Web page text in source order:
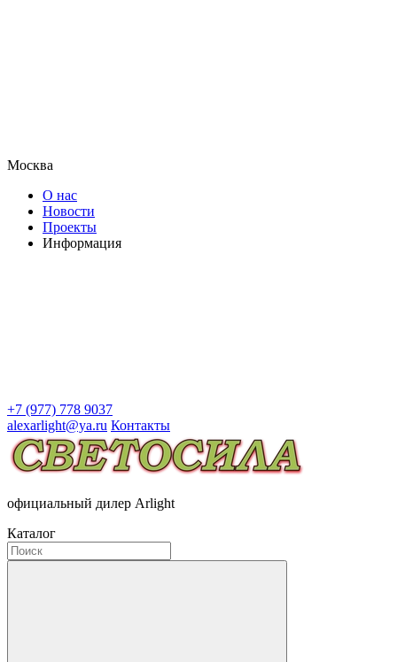
Москва
О нас
Новости
Проекты
Информация
+7 (977) 778 9037
alexarlight@ya.ru Контакты
официальный дилер Arlight
Каталог